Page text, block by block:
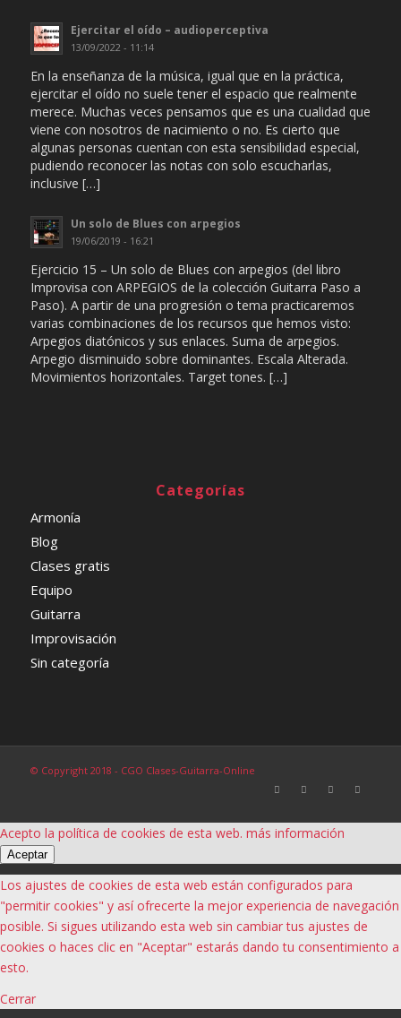
Ejercitar el oído – audioperceptiva
13/09/2022 - 11:14
En la enseñanza de la música, igual que en la práctica,
ejercitar el oído no suele tener el espacio que realmente
merece. Muchas veces pensamos que es una cualidad que
viene con nosotros de nacimiento o no. Es cierto que
algunas personas cuentan con esta sensibilidad especial,
pudiendo reconocer las notas con solo escucharlas,
inclusive […]
Un solo de Blues con arpegios
19/06/2019 - 16:21
Ejercicio 15 – Un solo de Blues con arpegios (del libro
Improvisa con ARPEGIOS de la colección Guitarra Paso a
Paso). A partir de una progresión o tema practicaremos
varias combinaciones de los recursos que hemos visto:
Arpegios diatónicos y sus enlaces. Suma de arpegios.
Arpegio disminuido sobre dominantes. Escala Alterada.
Movimientos horizontales. Target tones. […]
Categorías
Armonía
Blog
Clases gratis
Equipo
Guitarra
Improvisación
Sin categoría
© Copyright 2018 - CGO Clases-Guitarra-Online
Acepto la política de cookies de esta web. más información
Aceptar
Los ajustes de cookies de esta web están configurados para
"permitir cookies" y así ofrecerte la mejor experiencia de navegación
posible. Si sigues utilizando esta web sin cambiar tus ajustes de
cookies o haces clic en "Aceptar" estarás dando tu consentimiento a
esto.
Cerrar